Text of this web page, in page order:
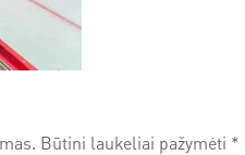
Būtini laukeliai pažymėti *